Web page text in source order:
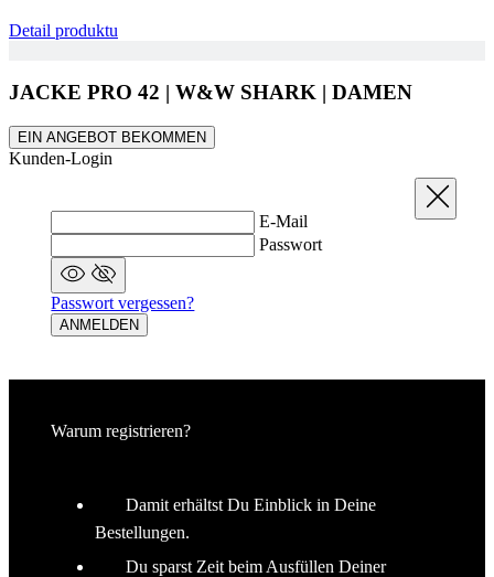
Detail produktu
JACKE PRO 42 | W&W SHARK | DAMEN
EIN ANGEBOT BEKOMMEN
Schließen
Kunden-Login
E-Mail
Passwort
Passwort vergessen?
ANMELDEN
Warum registrieren?
Damit erhältst Du Einblick in Deine
Bestellungen.
Du sparst Zeit beim Ausfüllen Deiner